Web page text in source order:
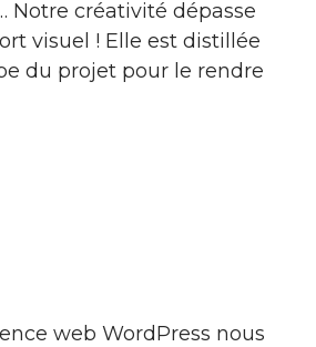
Notre créativité dépasse
visuel ! Elle est distillée
du projet pour le rendre
web WordPress nous